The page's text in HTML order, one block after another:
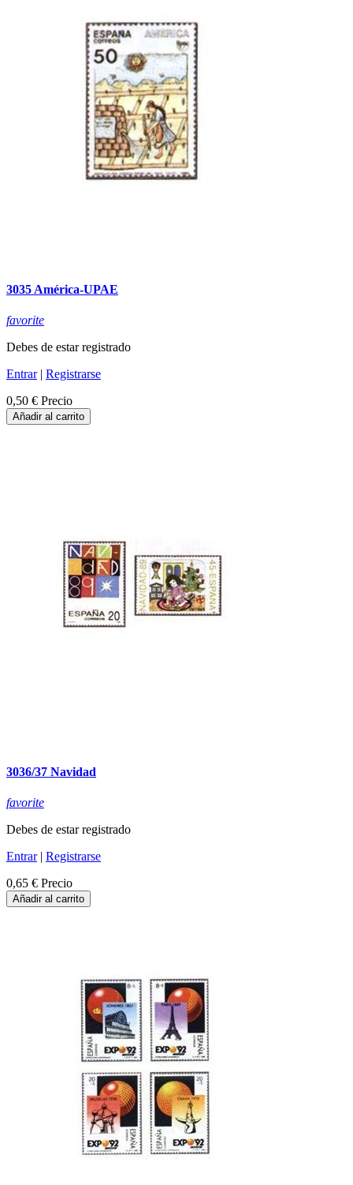
3035 América-UPAE
favorite
Debes de estar registrado
Entrar| Registrarse
0,50 € Precio
Añadir al carrito
3036/37 Navidad
favorite
Debes de estar registrado
Entrar| Registrarse
0,65 € Precio
Añadir al carrito